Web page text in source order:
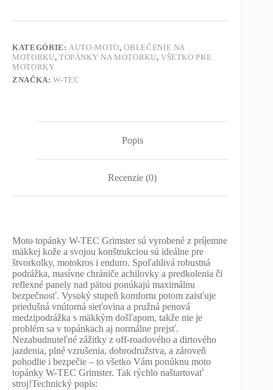
KATEGÓRIE:AUTO-MOTO,OBLEČENIE NA
MOTORKU, TOPÁNKY NA MOTORKU, VŠETKO PRE
MOTORKY
ZNAČKA:W-TEC
Popis
Recenzie (0)
Moto topánky W-TEC Grimster sú vyrobené z príjemne
mäkkej kože a svojou konštrukciou sú ideálne pre
štvorkolky, motokros i enduro. Spoľahlivá robustná
podrážka, masívne chrániče achilovky a predkolenia či
reflexné panely nad pätou ponúkajú maximálnu
bezpečnosť. Vysoký stupeň komfortu potom zaisťuje
priedušná vnútorná sieťovina a pružná penová
medzipodrážka s mäkkým došľapom, takže nie je
problém sa v topánkach aj normálne prejsť.
Nezabudnuteľné zážitky z off-roadového a dirtového
jazdenia, plné vzrušenia, dobrodružstva, a zároveň
pohodlie i bezpečie – to všetko Vám ponúknu moto
topánky W-TEC Grimster. Tak rýchlo naštartovať
stroj!Technický popis: